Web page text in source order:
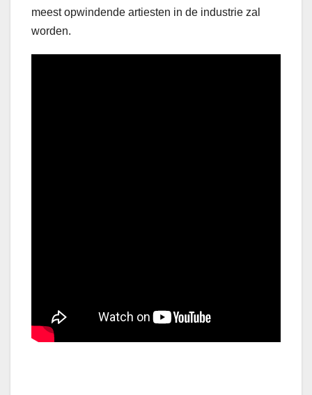
meest opwindende artiesten in de industrie zal
worden.